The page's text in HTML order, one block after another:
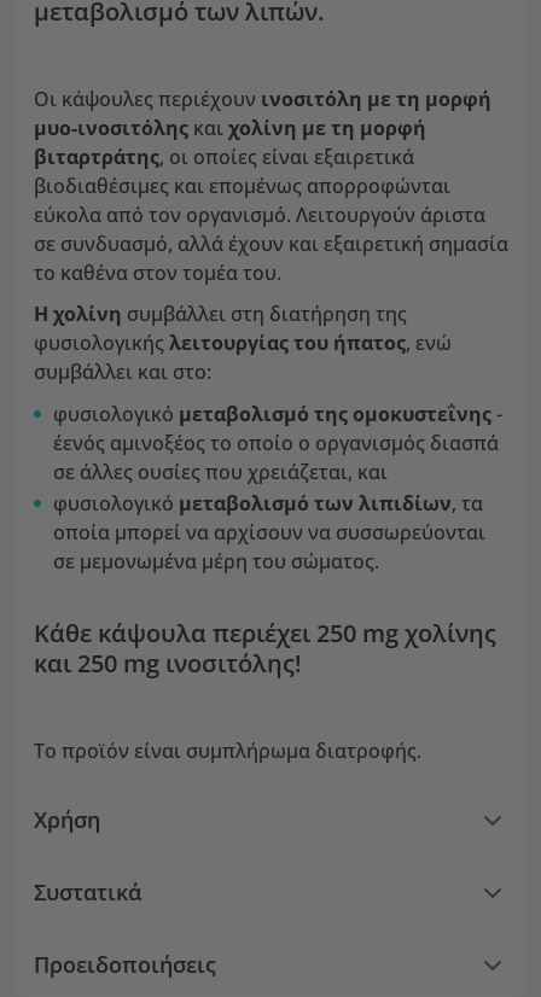
μεταβολισμό των λιπών.
Οι κάψουλες περιέχουν ινοσιτόλη με τη μορφή
μυο-ινοσιτόλης καιχολίνη με τη μορφή
βιταρτράτης, οι οποίες είναι εξαιρετικά
βιοδιαθέσιμες και επομένως απορροφώνται
εύκολα από τον οργανισμό. Λειτουργούν άριστα
σε συνδυασμό, αλλά έχουν και εξαιρετική σημασία
το καθένα στον τομέα του.
Η χολίνη συμβάλλει στη διατήρηση της
φυσιολογικής λειτουργίαςτου ήπατος, ενώ
συμβάλλει και στο:
φυσιολογικό μεταβολισμό της ομοκυστεΐνης-
έενός αμινοξέος το οποίο ο οργανισμός διασπά
σε άλλες ουσίες που χρειάζεται, και
φυσιολογικό μεταβολισμό των λιπιδίων, τα
οποία μπορεί να αρχίσουν να συσσωρεύονται
σε μεμονωμένα μέρη του σώματος.
Κάθε κάψουλα περιέχει 250 mg χολίνης
και 250 mg ινοσιτόλης!
Το προϊόν είναι συμπλήρωμα διατροφής.
Χρήση
Συστατικά
Προειδοποιήσεις